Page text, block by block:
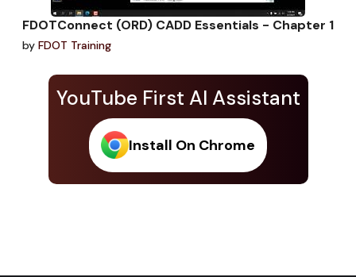
YouTube First AI Assistant
Install On Chrome
FDOTConnect (ORD) CADD Essentials - Chapter 1
by FDOT Training